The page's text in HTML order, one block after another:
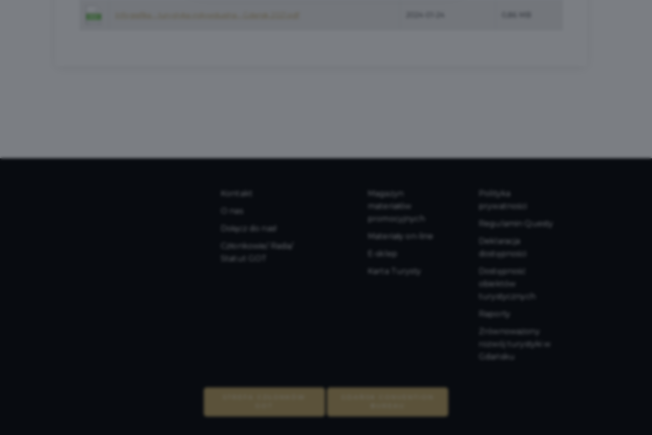
Kontakt
O nas
Dołącz do nas!
Członkowie/ Rada/
Statut GOT
Magazyn
materiałów
promocyjnych
Materiały on-line
E-sklep
Karta Turysty
Polityka
prywatności
Regulamin Questy
Deklaracja
dostępności
Dostępność
obiektów
turystycznych
Raporty
Zrównoważony
rozwój turystyki w
Gdańsku